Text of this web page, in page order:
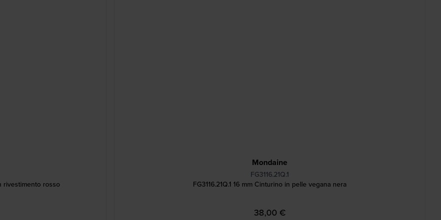
rivestimento rosso
Mondaine
FG3116.21Q.1
FG3116.21Q.1 16 mm Cinturino in pelle vegana nera
38,00 €